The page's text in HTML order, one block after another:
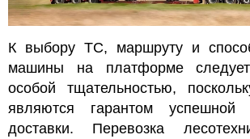
К выбору ТС, маршруту и
машины на платформе
особой тщательностью,
являются гарантом успешной
доставки. Перевозка